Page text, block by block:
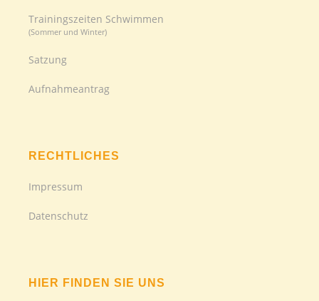
Trainingszeiten Schwimmen
(Sommer und Winter)
Satzung
Aufnahmeantrag
RECHTLICHES
Impressum
Datenschutz
HIER FINDEN SIE UNS